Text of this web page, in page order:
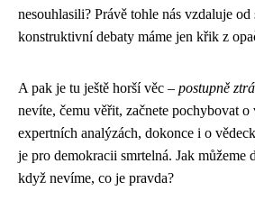
nesouhlasili? Právě tohle nás vzdaluje
konstruktivní debaty máme jen křik z
A pak je tu ještě horší věc – postupně
nevíte, čemu věřit, začnete pochybovat
expertních analýzách, dokonce i o
je pro demokracii smrtelná. Jak můžeme
když nevíme, co je pravda?